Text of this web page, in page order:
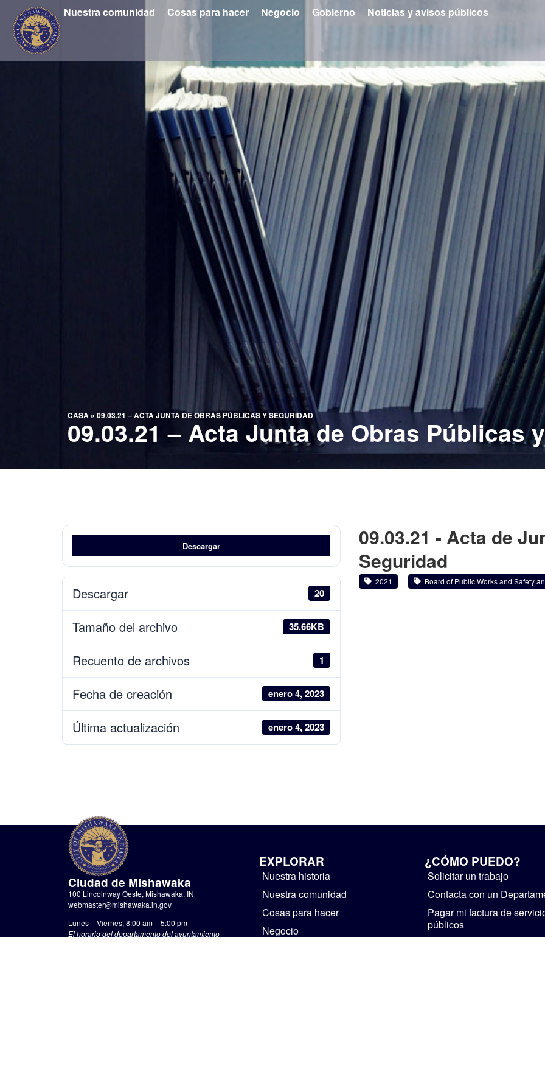
Nuestra comunidad Cosas para hacer Negocio Gobierno Noticias y avisos públicos
CASA » 09.03.21 – ACTA JUNTA DE OBRAS PÚBLICAS Y SEGURIDAD
09.03.21 – Acta Junta de Obras Públicas
Descargar
Descargar 20
Tamaño del archivo 35.66KB
Recuento de archivos 1
Fecha de creación enero 4, 2023
Última actualización enero 4, 2023
09.03.21 - Acta de
Seguridad
2021 Board of Public Works and Safety
Ciudad de Mishawaka
100 Lincolnway Oeste, Mishawaka, IN
webmaster@mishawaka.in.gov
Lunes – Viernes, 8:00 am – 5:00 pm
El horario del departamento del ayuntamiento
EXPLORAR
Nuestra historia
Nuestra comunidad
Cosas para hacer
Negocio
¿CÓMO PUEDO?
Solicitar un trabajo
Contacta con un
Pagar mi factura de
públicos